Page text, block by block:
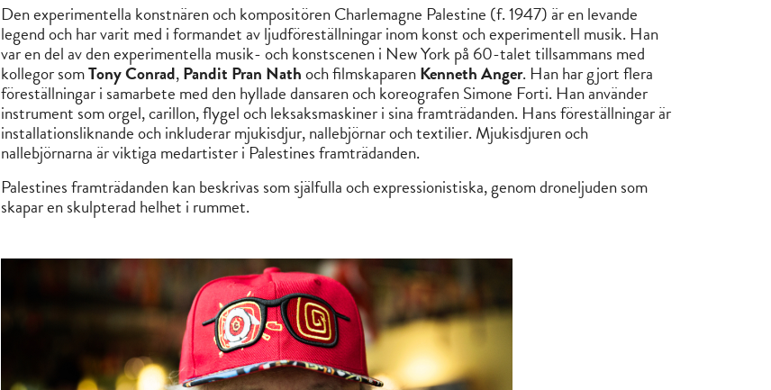
Den experimentella konstnären och kompositören Charlemagne Palestine (f. 1947) är en levande
legend och har varit med i formandet av ljudföreställningar inom konst och experimentell musik. Han
var en del av den experimentella musik- och konstscenen i New York på 60-talet tillsammans med
kollegor somTony Conrad,Pandit Pran Nathoch filmskaparenKenneth Anger. Han har gjort flera
föreställningar i samarbete med den hyllade dansaren och koreografen Simone Forti. Han använder
instrument som orgel, carillon, flygel och leksaksmaskiner i sina framträdanden. Hans föreställningar är
installationsliknande och inkluderar mjukisdjur, nallebjörnar och textilier. Mjukisdjuren och
nallebjörnarna är viktiga medartister i Palestines framträdanden.
Palestines framträdanden kan beskrivas som själfulla och expressionistiska, genom droneljuden som
skapar en skulpterad helhet i rummet.